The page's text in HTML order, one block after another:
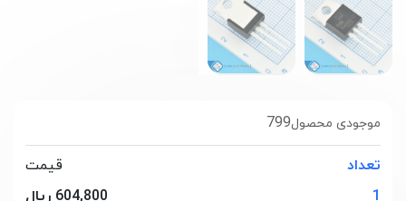
799موجودی محصول
تعداد
قیمت
1
604,800 ریال